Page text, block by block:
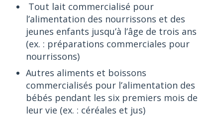
Tout lait commercialisé pour
l’alimentation des nourrissons et des
jeunes enfants jusqu’à l’âge de trois ans
(ex. : préparations commerciales pour
nourrissons)
Autres aliments et boissons
commercialisés pour l’alimentation des
bébés pendant les six premiers mois de
leur vie (ex. : céréales et jus)